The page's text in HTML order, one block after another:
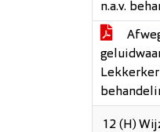
n.a.v.
12 (H)